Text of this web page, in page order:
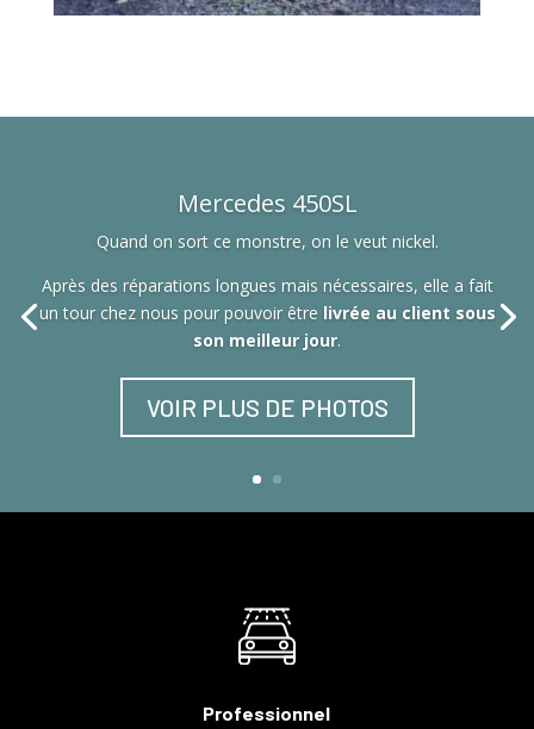
Mercedes 450SL
Quand on sort ce monstre, on le veut nickel.
Après des réparations longues mais nécessaires, elle a fait
un tour chez nous pour pouvoir être livrée au client sous
son meilleur jour.
VOIR PLUS DE PHOTOS
Professionnel